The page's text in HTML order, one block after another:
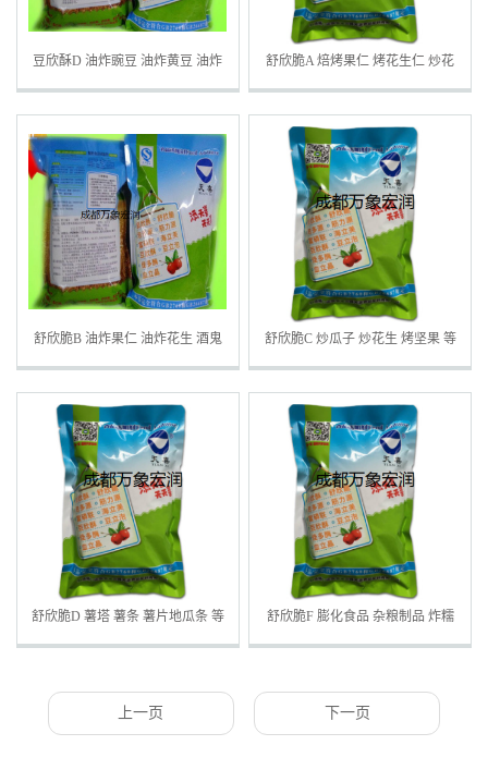
豆欣酥D 油炸豌豆 油炸黄豆 油炸
黄金豆
舒欣脆A 焙烤果仁 烤花生仁 炒花
生米 焙烤杏仁
舒欣脆B 油炸果仁 油炸花生 酒鬼
花生 炸花生米 等熟制坚果
舒欣脆C 炒瓜子 炒花生 烤坚果 等
带壳坚果 与籽类口感松脆
舒欣脆D 薯塔 薯条 薯片地瓜条 等
水果制品 蔬菜制品
舒欣脆F 膨化食品 杂粮制品 炸糯
米 炒栗米 冷冻薯条
上一页 下一页